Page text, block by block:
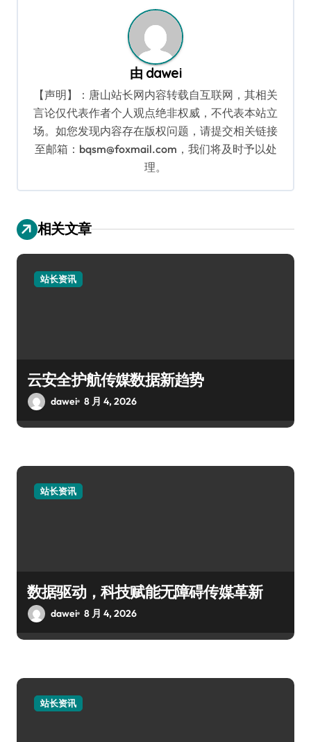
由 dawei
【声明】：唐山站长网内容转载自互联网，其相关
言论仅代表作者个人观点绝非权威，不代表本站立
场。如您发现内容存在版权问题，请提交相关链接
至邮箱：bqsm@foxmail.com，我们将及时予以处
理。
相关文章
站长资讯
云安全护航传媒数据新趋势
dawei 8 月 4, 2026
站长资讯
数据驱动，科技赋能无障碍传媒革新
dawei 8 月 4, 2026
站长资讯